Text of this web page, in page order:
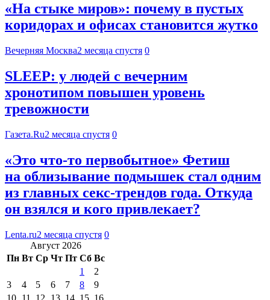
«На стыке миров»: почему в пустых
коридорах и офисах становится жутко
Вечерняя Москва2 месяца спустя 0
SLEEP: у людей с вечерним
хронотипом повышен уровень
тревожности
Газета.Ru2 месяца спустя 0
«Это что-то первобытное» Фетиш
на облизывание подмышек стал одним
из главных секс-трендов года. Откуда
он взялся и кого привлекает?
Lenta.ru2 месяца спустя 0
Август 2026
Пн Вт Ср Чт Пт Сб Вс
1
2
3
4 5 6 7 8
9
10 11 12 13 14 15 16